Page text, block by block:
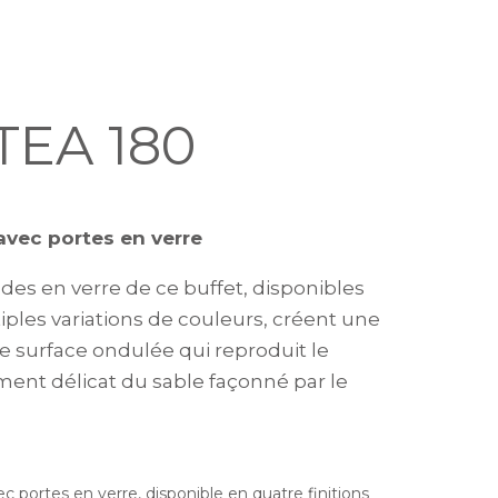
180
portes en verre
en verre de ce buffet, disponibles
variations de couleurs, créent une
surface ondulée qui reproduit le
délicat du sable façonné par le
portes en verre, disponible en quatre finitions